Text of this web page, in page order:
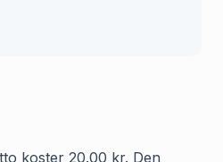
koster 20.00 kr. Den